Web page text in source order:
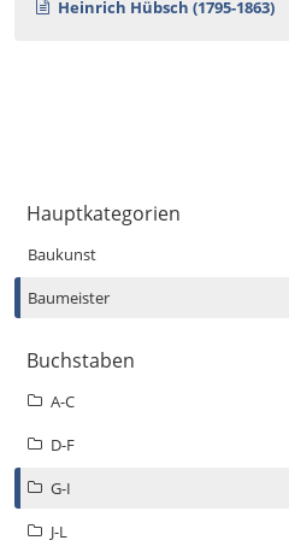
Heinrich Hübsch (1795-1863)
Hauptkategorien
Baukunst
Baumeister
Buchstaben
A-C
D-F
G-I
J-L